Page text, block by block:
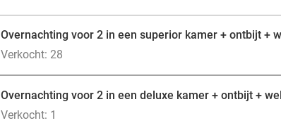
Overnachting voor 2 in een superior kamer + ontbijt +
Verkocht: 28
Overnachting voor 2 in een deluxe kamer + ontbijt +
Verkocht: 1